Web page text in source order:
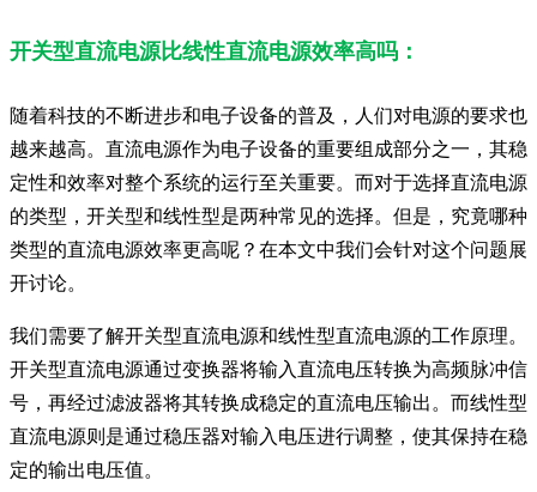
开关型直流电源比线性直流电源效率高吗：
随着科技的不断进步和电子设备的普及，人们对电源的要求也
越来越高。直流电源作为电子设备的重要组成部分之一，其稳
定性和效率对整个系统的运行至关重要。而对于选择直流电源
的类型，开关型和线性型是两种常见的选择。但是，究竟哪种
类型的直流电源效率更高呢？在本文中我们会针对这个问题展
开讨论。
我们需要了解开关型直流电源和线性型直流电源的工作原理。
开关型直流电源通过变换器将输入直流电压转换为高频脉冲信
号，再经过滤波器将其转换成稳定的直流电压输出。而线性型
直流电源则是通过稳压器对输入电压进行调整，使其保持在稳
定的输出电压值。